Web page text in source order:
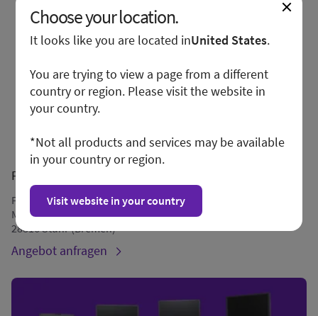
Fischer med. Technik
Fischer med. Technik GmbH
Meenheit 55
28816 Stuhr (Bremen)
Angebot anfragen
Choose your location.
It looks like you are located inUnited States.
You are trying to view a page from a different
country or region. Please visit the website in
your country.
*Not all products and services may be available
in your country or region.
Visit website in your country